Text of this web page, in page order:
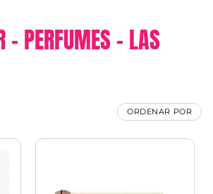
– PERFUMES – LAS
ORDENAR POR